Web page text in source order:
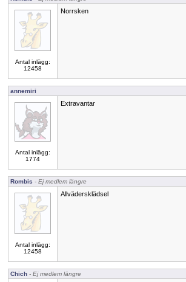
Antal inlägg:
12458
Norrsken
annemiri
Antal inlägg:
1774
Extravantar
Rombis - Ej medlem längre
Antal inlägg:
12458
Allvädersklädsel
Chich - Ej medlem längre